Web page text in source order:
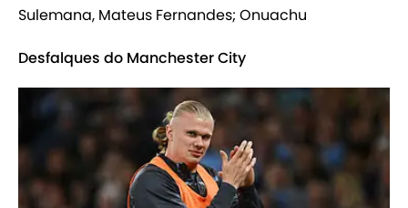
Sulemana, Mateus Fernandes; Onuachu
Desfalques do Manchester City